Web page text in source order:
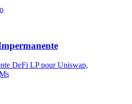
DeFi LP pour Uniswap,